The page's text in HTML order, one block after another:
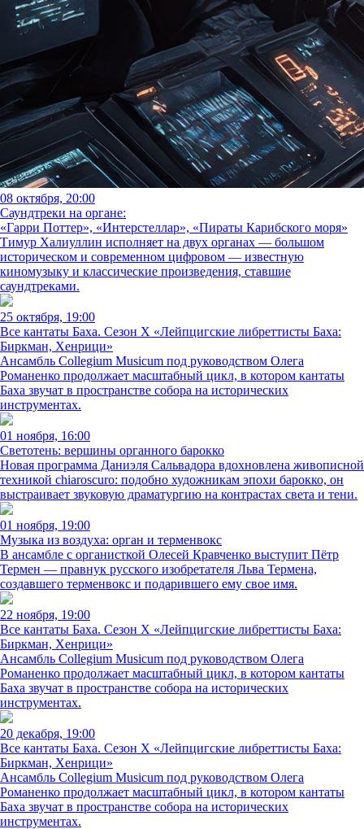
08 октября, 20:00
Саундтреки на органе:
«Гарри Поттер», «Интерстеллар», «Пираты Карибского моря»
Тимур Халиуллин исполняет на двух органах — большом
историческом и современном цифровом — известную
киномузыку и классические произведения, ставшие
саундтреками.
25 октября, 19:00
Все кантаты Баха. Сезон X «Лейпцигские либреттисты Баха:
Биркман, Хенрици»
Ансамбль Collegium Musicum под руководством Олега
Романенко продолжает масштабный цикл, в котором кантаты
Баха звучат в пространстве собора на исторических
инструментах.
01 ноября, 16:00
Светотень: вершины органного барокко
Новая программа Даниэля Сальвадора вдохновлена живописной
техникой chiaroscuro: подобно художникам эпохи барокко, он
выстраивает звуковую драматургию на контрастах света и тени.
01 ноября, 19:00
Музыка из воздуха: орган и терменвокс
В ансамбле с органисткой Олесей Кравченко выступит Пётр
Термен — правнук русского изобретателя Льва Термена,
создавшего терменвокс и подарившего ему свое имя.
22 ноября, 19:00
Все кантаты Баха. Сезон X «Лейпцигские либреттисты Баха:
Биркман, Хенрици»
Ансамбль Collegium Musicum под руководством Олега
Романенко продолжает масштабный цикл, в котором кантаты
Баха звучат в пространстве собора на исторических
инструментах.
20 декабря, 19:00
Все кантаты Баха. Сезон X «Лейпцигские либреттисты Баха:
Биркман, Хенрици»
Ансамбль Collegium Musicum под руководством Олега
Романенко продолжает масштабный цикл, в котором кантаты
Баха звучат в пространстве собора на исторических
инструментах.